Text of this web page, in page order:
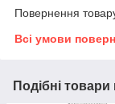
Повернення
Всі умови
Подібні товари